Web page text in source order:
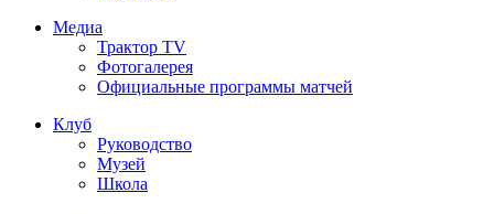
Медиа
Трактор TV
Фотогалерея
Официальные программы матчей
Клуб
Руководство
Музей
Школа